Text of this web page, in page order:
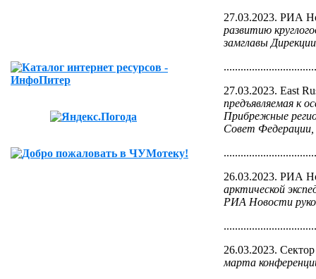
27.03.2023. РИА
развитию
замглавы
27.03.2023. East
предъявляемая к
Прибрежные
Совет Федерации,
26.03.2023. РИА
арктической
РИА Новости
26.03.2023.
марта